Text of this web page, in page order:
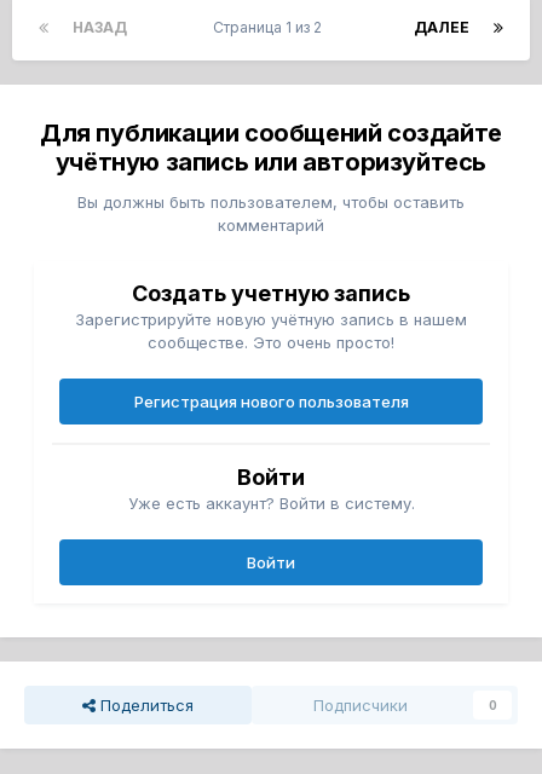
НАЗАД ДАЛЕЕ
Страница 1 из 2
Для публикации сообщений создайте
учётную запись или авторизуйтесь
Вы должны быть пользователем, чтобы оставить
комментарий
Создать учетную запись
Зарегистрируйте новую учётную запись в нашем
сообществе. Это очень просто!
Регистрация нового пользователя
Войти
Уже есть аккаунт? Войти в систему.
Войти
Поделиться Подписчики 0